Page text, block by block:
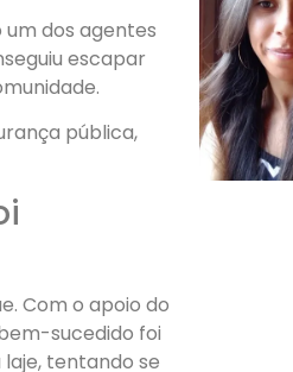
dos agentes
escapar
pública,
Com o apoio do
sucedido foi
tentando se